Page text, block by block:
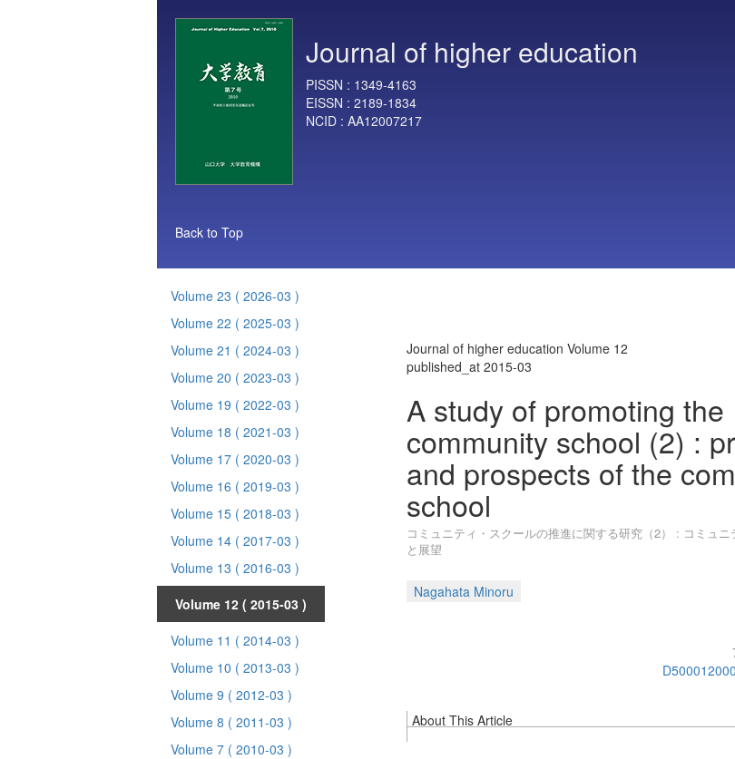
Journal of higher education
PISSN : 1349-4163
EISSN : 2189-1834
NCID : AA12007217
Back to Top
Volume 23 ( 2026-03 )
Volume 22 ( 2025-03 )
Volume 21 ( 2024-03 )
Volume 20 ( 2023-03 )
Volume 19 ( 2022-03 )
Volume 18 ( 2021-03 )
Volume 17 ( 2020-03 )
Volume 16 ( 2019-03 )
Volume 15 ( 2018-03 )
Volume 14 ( 2017-03 )
Volume 13 ( 2016-03 )
Volume 12 ( 2015-03 )
Volume 11 ( 2014-03 )
Volume 10 ( 2013-03 )
Volume 9 ( 2012-03 )
Volume 8 ( 2011-03 )
Volume 7 ( 2010-03 )
Journal of higher education Volume 12
published_at 2015-03
A study of promoting the
community school (2) :
and prospects of the
school
コミュニティ・スクールの推進に関する研究（2） : コミュ
と展望
Nagahata Minoru
About This Article